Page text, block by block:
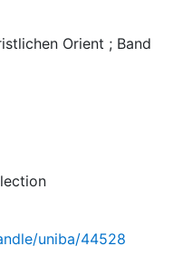
Orient ; Band
uniba/44528